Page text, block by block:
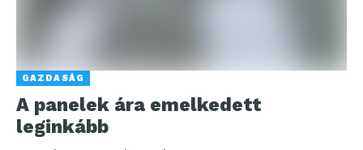
GAZDASÁG
A panelek ára emelkedett
leginkább